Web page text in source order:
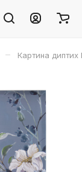
– Картина